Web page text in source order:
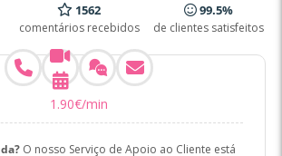
1562
comentários recebidos
99.5%
de clientes satisfeitos
1 .90€/min
O nosso Serviço de Apoio ao Cliente está